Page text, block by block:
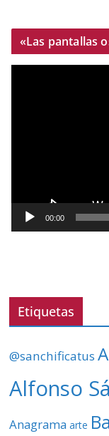
«Las pantallas
o
í
e
00:00
Etiquetas
@sanchificatus
Alfonso
Anagrama arte